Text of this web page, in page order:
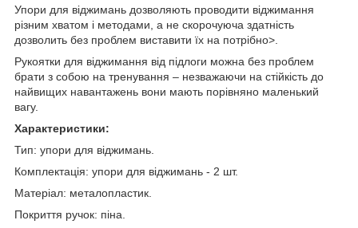
Упори для віджимань дозволяють проводити віджимання
різним хватом і методами, а не скорочуюча здатність
дозволить без проблем виставити їх на потрібно>.
Рукоятки для віджимання від підлоги можна без проблем
брати з собою на тренування – незважаючи на стійкість до
найвищих навантажень вони мають порівняно маленький
вагу.
Характеристики:
Тип: упори для віджимань.
Комплектація: упори для віджимань - 2 шт.
Матеріал: металопластик.
Покриття ручок: піна.